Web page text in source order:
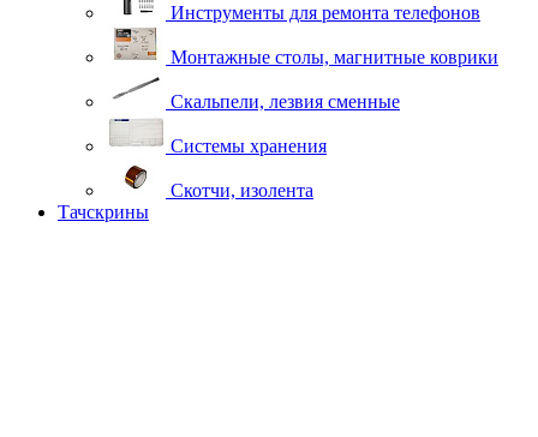
Инструменты для ремонта телефонов
Монтажные столы, магнитные коврики
Скальпели, лезвия сменные
Системы хранения
Скотчи, изолента
Тачскрины